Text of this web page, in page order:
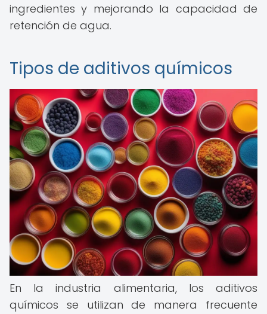
ingredientes y mejorando la capacidad de
retención de agua.
Tipos de aditivos químicos
En la industria alimentaria, los aditivos
químicos se utilizan de manera frecuente